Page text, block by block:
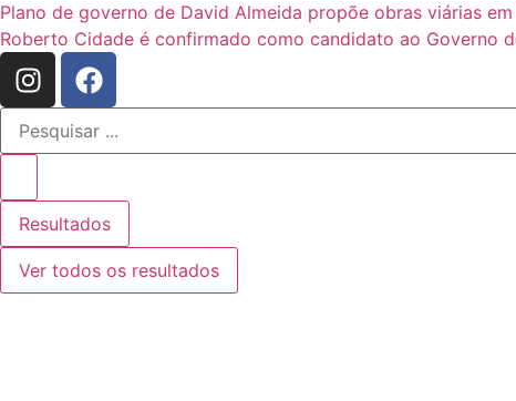
Plano de governo de David Almeida propõe obras viárias
Roberto Cidade é confirmado como candidato ao Governo
Resultados
Ver todos os resultados